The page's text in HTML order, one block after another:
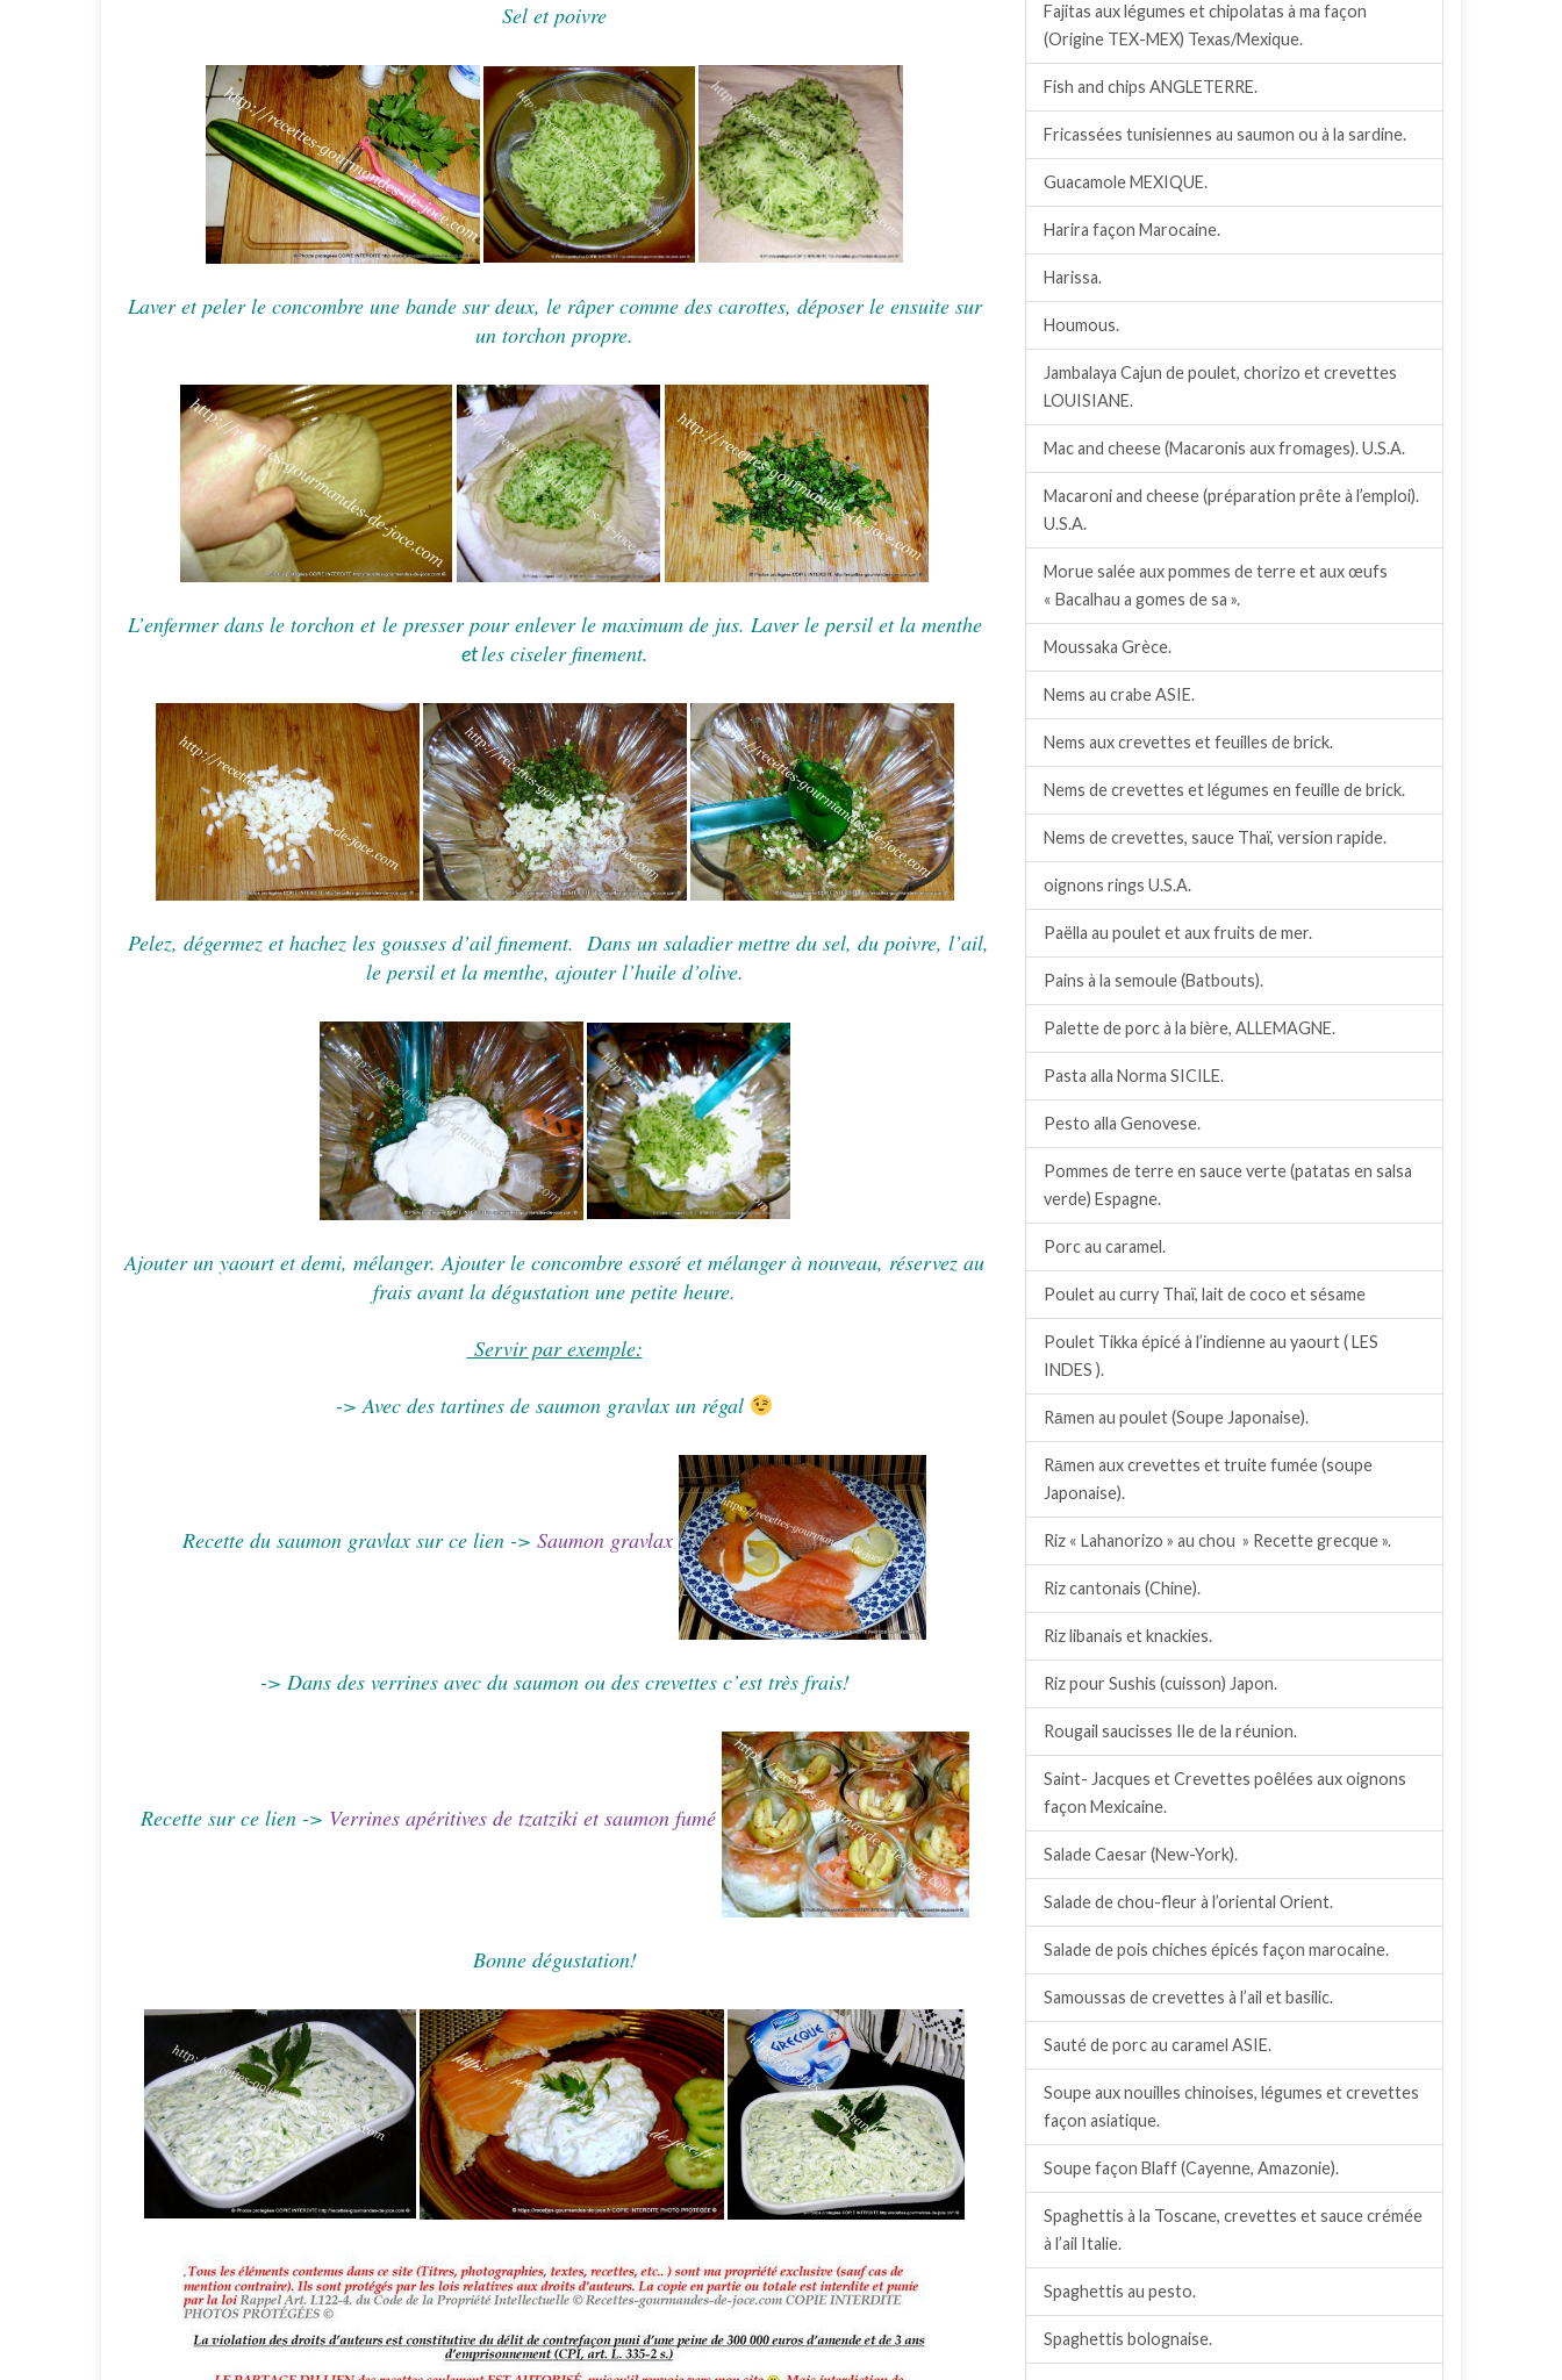
Sel et poivre
Laver et peler le concombre une bande sur deux, le râper comme des carottes, déposer le ensuite sur
un torchon propre.
L’enfermer dans le torchon et le presser pour enlever le maximum de jus. Laver le persil et la menthe
etles ciseler finement.
Pelez, dégermez et hachez les gousses d’ail finement. Dans un saladier mettre du sel, du poivre, l’ail,
le persil et la menthe, ajouter l’huile d’olive.
Ajouter un yaourt et demi, mélanger. Ajouter le concombre essoré et mélanger à nouveau, réservez au
frais avant la dégustation une petite heure.
Servir par exemple:
-> Avec des tartines de saumon gravlax un régal
Recette du saumon gravlax sur ce lien -> Saumon gravlax
-> Dans des verrines avec du saumon ou des crevettes c’est très frais!
Recette sur ce lien -> Verrines apéritives de tzatziki et saumon fumé
Bonne dégustation!
Fajitas aux légumes et chipolatas à ma façon
(Origine TEX-MEX) Texas/Mexique.
Fish and chips ANGLETERRE.
Fricassées tunisiennes au saumon ou à la sardine.
Guacamole MEXIQUE.
Harira façon Marocaine.
Harissa.
Houmous.
Jambalaya Cajun de poulet, chorizo et crevettes
LOUISIANE.
Mac and cheese (Macaronis aux fromages). U.S.A.
Macaroni and cheese (préparation prête à l’emploi).
U.S.A.
Morue salée aux pommes de terre et aux œufs
« Bacalhau a gomes de sa ».
Moussaka Grèce.
Nems au crabe ASIE.
Nems aux crevettes et feuilles de brick.
Nems de crevettes et légumes en feuille de brick.
Nems de crevettes, sauce Thaï, version rapide.
oignons rings U.S.A.
Paëlla au poulet et aux fruits de mer.
Pains à la semoule (Batbouts).
Palette de porc à la bière, ALLEMAGNE.
Pasta alla Norma SICILE.
Pesto alla Genovese.
Pommes de terre en sauce verte (patatas en salsa
verde) Espagne.
Porc au caramel.
Poulet au curry Thaï, lait de coco et sésame
Poulet Tikka épicé à l’indienne au yaourt ( LES
INDES ).
Rāmen au poulet (Soupe Japonaise).
Rāmen aux crevettes et truite fumée (soupe
Japonaise).
Riz « Lahanorizo » au chou » Recette grecque ».
Riz cantonais (Chine).
Riz libanais et knackies.
Riz pour Sushis (cuisson) Japon.
Rougail saucisses Ile de la réunion.
Saint- Jacques et Crevettes poêlées aux oignons
façon Mexicaine.
Salade Caesar (New-York).
Salade de chou-fleur à l’oriental Orient.
Salade de pois chiches épicés façon marocaine.
Samoussas de crevettes à l’ail et basilic.
Sauté de porc au caramel ASIE.
Soupe aux nouilles chinoises, légumes et crevettes
façon asiatique.
Soupe façon Blaff (Cayenne, Amazonie).
Spaghettis à la Toscane, crevettes et sauce crémée
à l’ail Italie.
Spaghettis au pesto.
Spaghettis bolognaise.